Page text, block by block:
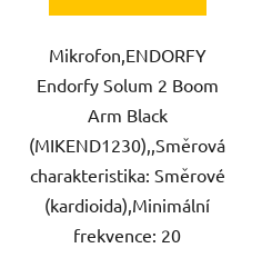
Mikrofon,ENDORFY
Endorfy Solum 2 Boom
Arm Black
(MIKEND1230),,Směrová
charakteristika: Směrové
(kardioida),Minimální
frekvence: 20